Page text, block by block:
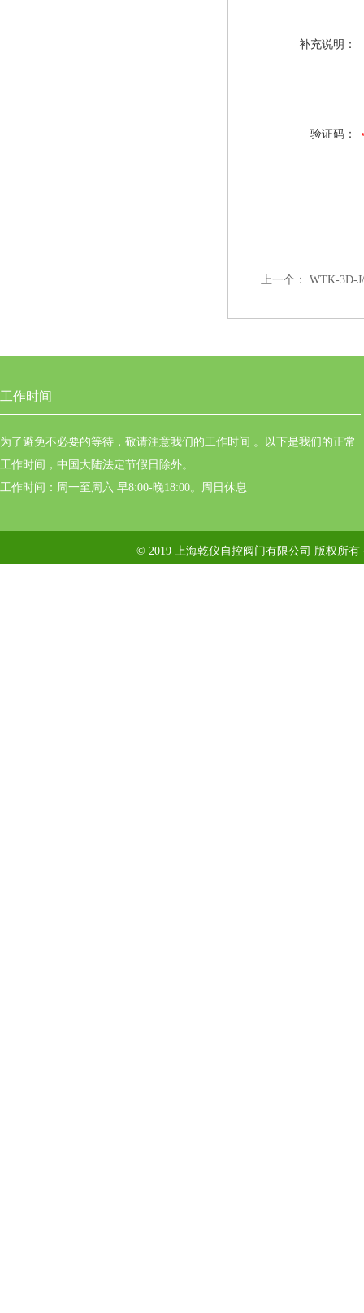
补充说明：
验证码：
上一个： WTK-3D-
工作时间
为了避免不必要的等待，敬请注意我们的工作时间 。以下是我们的正常
工作时间，中国大陆法定节假日除外。
工作时间：周一至周六 早8:00-晚18:00。周日休息
© 2019 上海乾仪自控阀门有限公司 版权所有